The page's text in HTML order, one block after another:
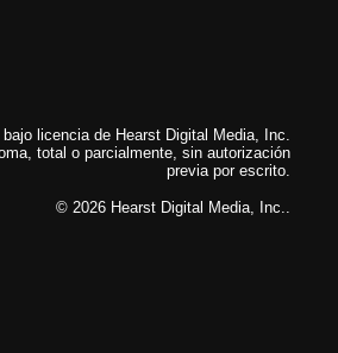
licencia de Hearst Digital Media, Inc.
total o parcialmente, sin autorización
previa por escrito.
© 2026 Hearst Digital Media, Inc..